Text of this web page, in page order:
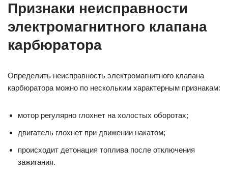
Признаки неисправности
электромагнитного клапана
карбюратора
Определить неисправность электромагнитного клапана
карбюратора можно по нескольким характерным признакам:
мотор регулярно глохнет на холостых оборотах;
двигатель глохнет при движении накатом;
происходит детонация топлива после отключения
зажигания.